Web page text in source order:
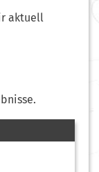
aktuell